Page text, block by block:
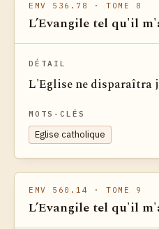
EMV 536.78 · TOME 8
L’Evangile tel qu'il
DÉTAIL
L'Eglise ne disparaîtra
MOTS-CLÉS
Eglise catholique
EMV 560.14 · TOME 9
L’Evangile tel qu'il